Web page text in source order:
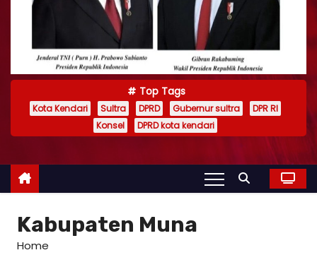
Top Tags
Kota Kendari Sultra DPRD Gubernur sultra
DPR RI
Konsel
DPRD kota kendari
Kabupaten Muna
Home